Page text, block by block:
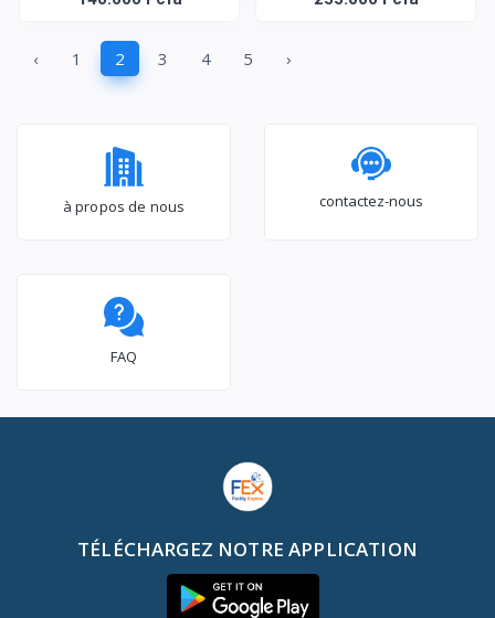
240V – Mode
automatique – Smart
Air-Soft Care – Eco
Mode – TAC-
INVERTER WIFI R32 -
‹ 1 2 3 4 5 ›
à propos de nous contactez-nous
FAQ
TÉLÉCHARGEZ NOTRE APPLICATION